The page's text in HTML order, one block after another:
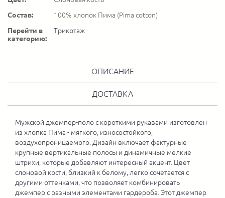
Состав:
100% хлопок Пима (Pima cotton)
Перейти в
категорию:
Трикотаж
ОПИСАНИЕ
ДОСТАВКА
Мужской джемпер-поло с короткими рукавами изготовлен
из хлопка Пима - мягкого, износостойкого,
воздухопроницаемого. Дизайн включает фактурные
крупные вертикальные полосы и динамичные мелкие
штрихи, которые добавляют интересный акцент. Цвет
слоновой кости, близкий к белому, легко сочетается с
другими оттенками, что позволяет комбинировать
джемпер с разными элементами гардероба. Этот джемпер